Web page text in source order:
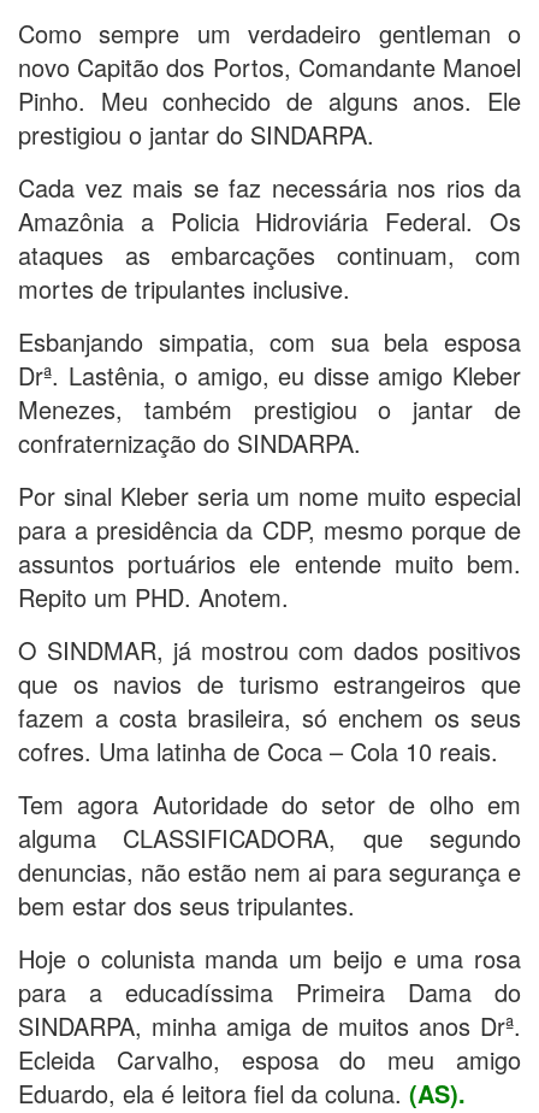
Como sempre um verdadeiro gentleman o
novo Capitão dos Portos, Comandante Manoel
Pinho. Meu conhecido de alguns anos. Ele
prestigiou o jantar do SINDARPA.
Cada vez mais se faz necessária nos rios da
Amazônia a Policia Hidroviária Federal. Os
ataques as embarcações continuam, com
mortes de tripulantes inclusive.
Esbanjando simpatia, com sua bela esposa
Drª. Lastênia, o amigo, eu disse amigo Kleber
Menezes, também prestigiou o jantar de
confraternização do SINDARPA.
Por sinal Kleber seria um nome muito especial
para a presidência da CDP, mesmo porque de
assuntos portuários ele entende muito bem.
Repito um PHD. Anotem.
O SINDMAR, já mostrou com dados positivos
que os navios de turismo estrangeiros que
fazem a costa brasileira, só enchem os seus
cofres. Uma latinha de Coca – Cola 10 reais.
Tem agora Autoridade do setor de olho em
alguma CLASSIFICADORA, que segundo
denuncias, não estão nem ai para segurança e
bem estar dos seus tripulantes.
Hoje o colunista manda um beijo e uma rosa
para a educadíssima Primeira Dama do
SINDARPA, minha amiga de muitos anos Drª.
Ecleida Carvalho, esposa do meu amigo
Eduardo, ela é leitora fiel da coluna. (AS).